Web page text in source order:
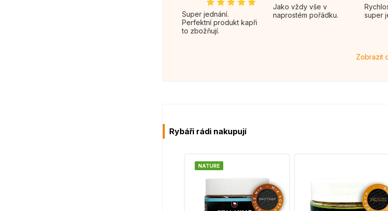
Super jednání.
Perfektní produkt kapři
to zbožňují.
Jako vždy vše v
naprostém pořádku.
Rychlost a ochota a
super
Zobrazit
Rybáři rádi nakupují
NATURE